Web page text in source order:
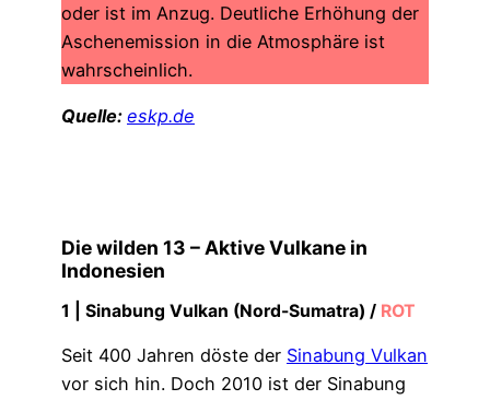
oder ist im Anzug. Deutliche Erhöhung der
Aschenemission in die Atmosphäre ist
wahrscheinlich.
Quelle: eskp.de
Die wilden 13 – Aktive Vulkane in
Indonesien
1 | Sinabung Vulkan (Nord-Sumatra) / ROT
Seit 400 Jahren döste der Sinabung Vulkan
vor sich hin. Doch 2010 ist der Sinabung